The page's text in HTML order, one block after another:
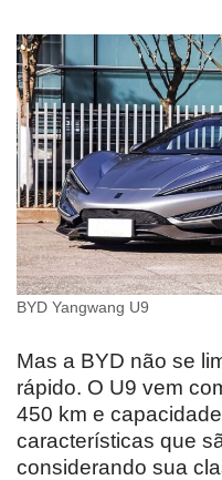
BYD Yangwang U9
Mas a BYD não se
rápido. O U9 vem
450 km e
características que
considerando sua